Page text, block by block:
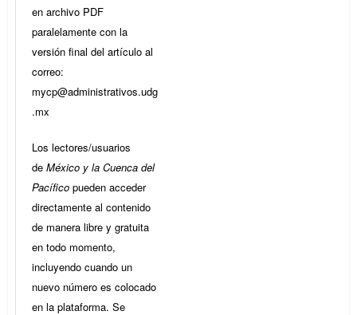
en archivo PDF
paralelamente con la
versión final del artículo al
correo:
mycp@administrativos.udg
.mx
Los lectores/usuarios
de México y la Cuenca del
Pacífico pueden acceder
directamente al contenido
de manera libre y gratuita
en todo momento,
incluyendo cuando un
nuevo número es colocado
en la plataforma. Se